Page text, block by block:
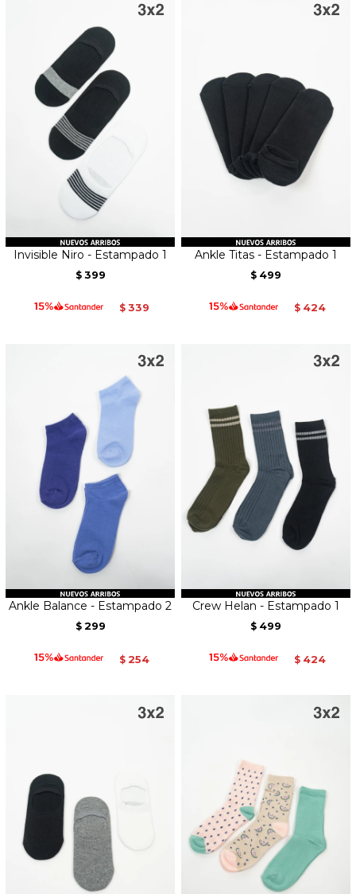
Invisible Niro - Estampado 1
$ 399
$ 339
Ankle Titas - Estampado 1
$ 499
$ 424
Ankle Balance - Estampado 2
$ 299
$ 254
Crew Helan - Estampado 1
$ 499
$ 424